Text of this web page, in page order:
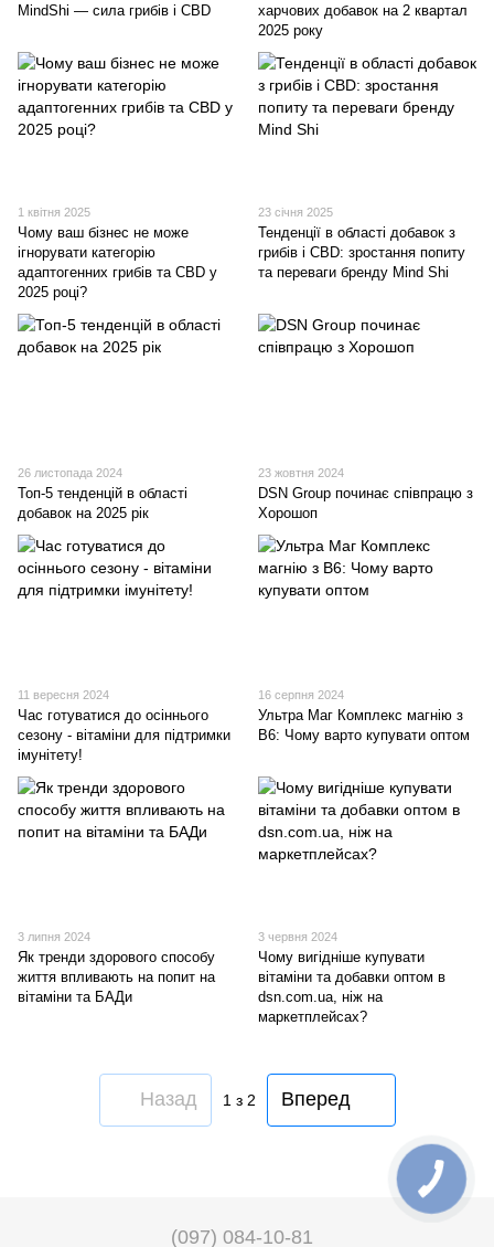
MindShi — сила грибів і CBD
харчових добавок на 2 квартал
2025 року
1 квітня 2025
Чому ваш бізнес не може
ігнорувати категорію
адаптогенних грибів та CBD у
2025 році?
23 січня 2025
Тенденції в області добавок з
грибів і CBD: зростання попиту
та переваги бренду Mind Shi
26 листопада 2024
Топ-5 тенденцій в області
добавок на 2025 рік
23 жовтня 2024
DSN Group починає співпрацю з
Хорошоп
11 вересня 2024
Час готуватися до осіннього
сезону - вітаміни для підтримки
імунітету!
16 серпня 2024
Ультра Маг Комплекс магнію з
В6: Чому варто купувати оптом
3 липня 2024
Як тренди здорового способу
життя впливають на попит на
вітаміни та БАДи
3 червня 2024
Чому вигідніше купувати
вітаміни та добавки оптом в
dsn.com.ua, ніж на
маркетплейсах?
Назад 1 з 2 Вперед
(097) 084-10-81